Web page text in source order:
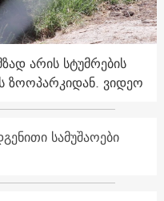
არის სტუმრების
ზოოპარკიდან. ვიდეო
სამუშაოები